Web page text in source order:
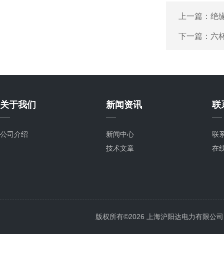
上一篇： 绝
下一篇： 六
关于我们
公司介绍
新闻资讯
新闻中心
技术文章
联
联
在
版权所有©2026 上海沪阳达电力有限公